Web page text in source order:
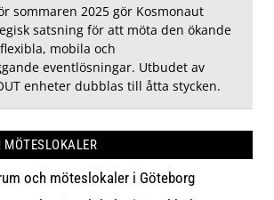
sommaren 2025 gör Kosmonaut
satsning för att möta den ökande
mobila och
eventlösningar. Utbudet av
enheter dubblas till åtta stycken.
MÖTESLOKALER
och möteslokaler i Göteborg